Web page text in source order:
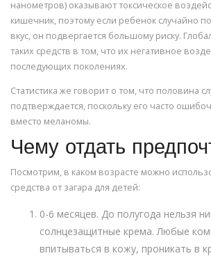
нанометров) оказывают токсическое
кишечник, поэтому если ребенок случайно
вкус, он подвергается большому риску.
таких средств в том, что их негативное
последующих поколениях.
Статистика же говорит о том, что половина
подтверждается, поскольку его часто
вместо меланомы.
Чему отдать
Посмотрим, в каком возрасте можно
средства от загара для детей:
0-6 месяцев. До полугода нельзя
солнцезащитные крема. Любые
впитываться в кожу, проникать в